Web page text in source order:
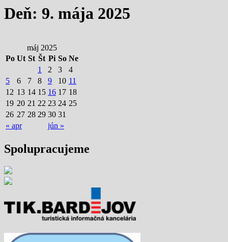
Deň: 9. mája 2025
máj 2025
Po Ut St Št Pi So Ne
« apr jún »
1 2 3
4
5
6 7 8 9 10 11
12 13 14 15 16 17 18
19 20 21 22 23 24 25
26 27 28 29 30 31
Spolupracujeme